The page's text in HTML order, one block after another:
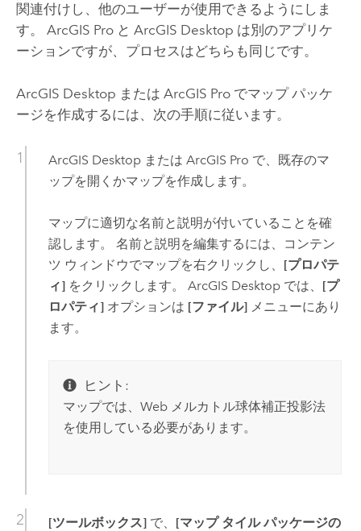
関連付けし、他のユーザーが使用できるようにしま
す。 ArcGIS Proと ArcGIS Desktop は別のアプリケ
ーションですが、プロセスはどちらも同じです。
ArcGIS Desktop または ArcGIS Proでマップ パッケ
ージを作成するには、次の手順に従います。
ArcGIS Desktopまたは ArcGIS Pro で、既存のマ
ップを開くかマップを作成します。
マップに適切な名前と説明が付いていることを確
認します。 名前と説明を編集するには、コンテン
ツ ウィンドウでマップを右クリックし、 [プロパテ
ィ]をクリックします。 ArcGIS Desktopでは、 [プ
ロパティ]オプションは [ファイル]メニューにあり
ます。
ヒント:
マップでは、Web メルカトル球体補正投影法
を使用している必要があります。
[ツールボックス]で、 [マップ タイル パッケージの